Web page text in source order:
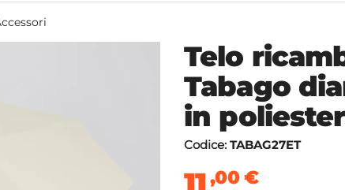
Telo
Tabago
in
Codice: TABAG27ET
,00€